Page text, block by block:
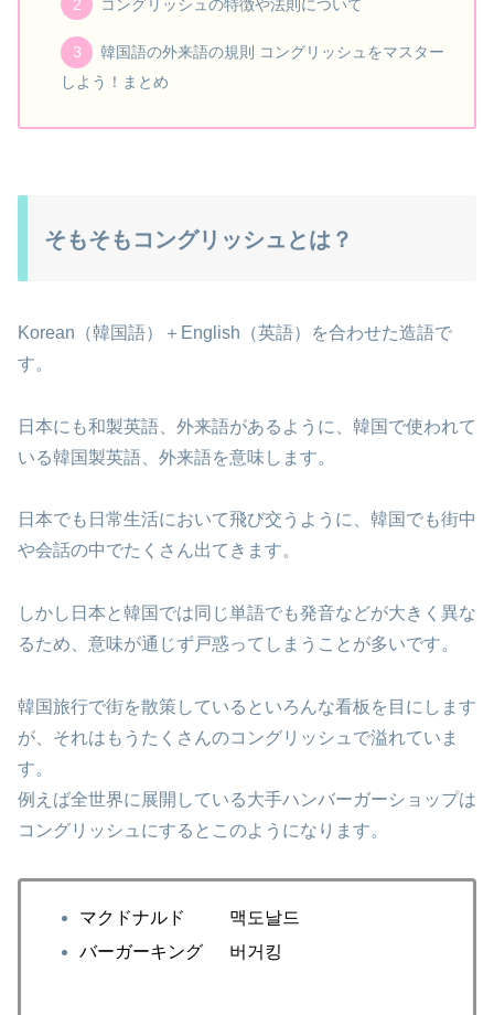
コングリッシュの特徴や法則について
韓国語の外来語の規則 コングリッシュをマスター
しよう！まとめ
そもそもコングリッシュとは？
Korean（韓国語）＋English（英語）を合わせた造語で
す。
日本にも和製英語、外来語があるように、韓国で使われて
いる韓国製英語、外来語を意味します。
日本でも日常生活において飛び交うように、韓国でも街中
や会話の中でたくさん出てきます。
しかし日本と韓国では同じ単語でも発音などが大きく異な
るため、意味が通じず戸惑ってしまうことが多いです。
韓国旅行で街を散策しているといろんな看板を目にします
が、それはもうたくさんのコングリッシュで溢れていま
す。
例えば全世界に展開している大手ハンバーガーショップは
コングリッシュにするとこのようになります。
マクドナルド 맥도날드
バーガーキング 버거킹